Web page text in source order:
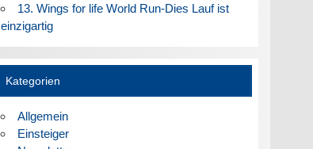
13. Wings for life World Run-Dies Lauf ist
einzigartig
Kategorien
Allgemein
Einsteiger